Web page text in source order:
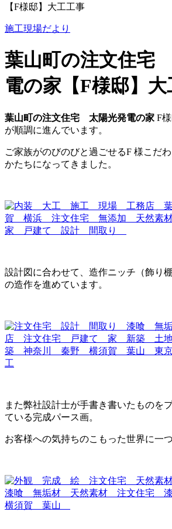
【F様邸】大工工事
施工現場だより
葉山町の注文住宅
電の家【F様邸】大
葉山町の注文住宅 太陽光発電の家 F
が順調に進んでいます。
ご家族がのびのびと過ごせるF 様こだ
かたちになってきました。
設計図に合わせて、造作ニッチ（飾り
の造作を進めています。
また弊社設計士が手書き書いたものを
ている完成パース画。
お客様への気持ちのこもった世界に一